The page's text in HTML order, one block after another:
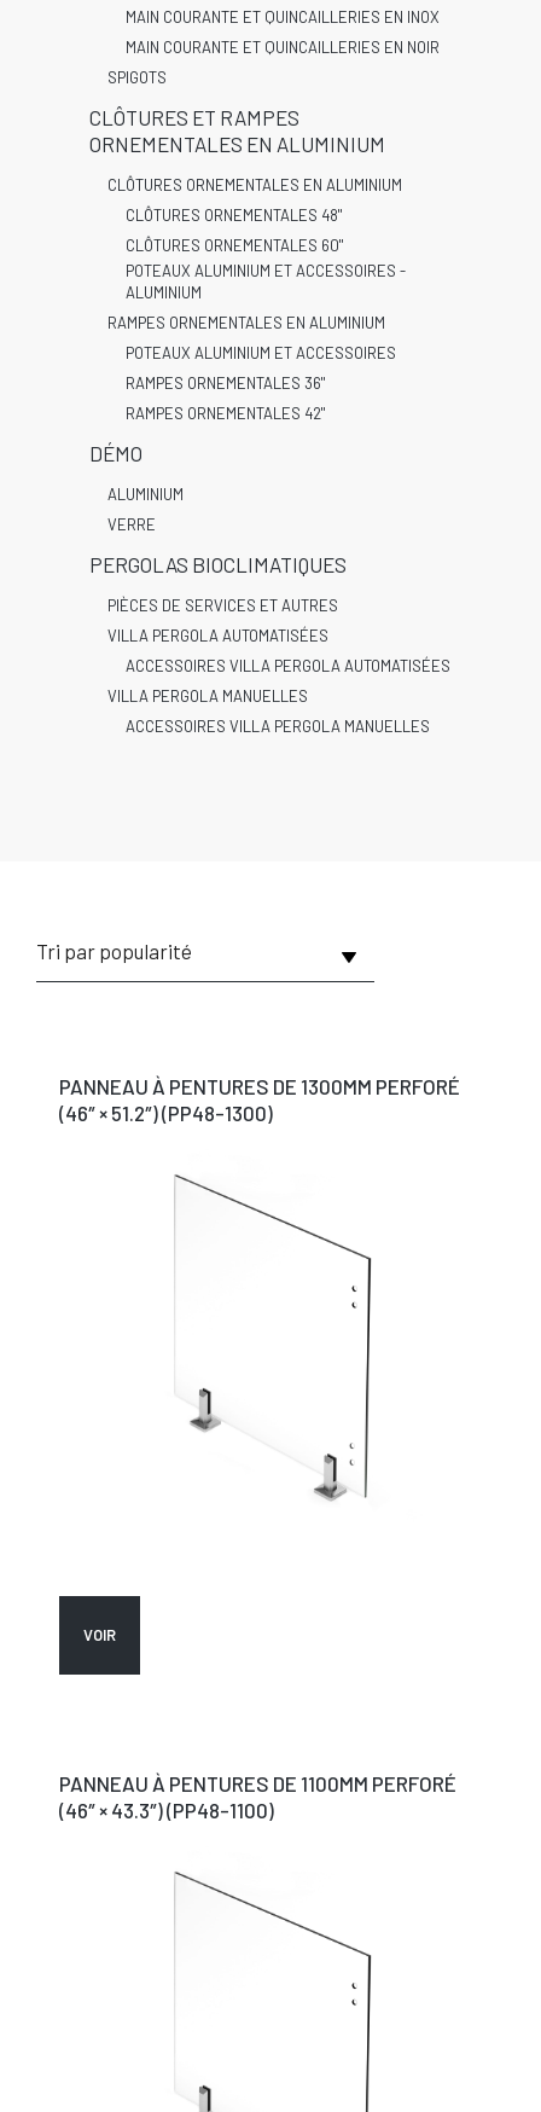
PANNEAU À PENTURES DE 1300MM PERFORÉ
(46″ × 51.2″) (PP48-1300)
VOIR
PANNEAU À PENTURES DE 1100MM PERFORÉ
(46″ × 43.3″) (PP48-1100)
MAIN COURANTE ET QUINCAILLERIES EN INOX
MAIN COURANTE ET QUINCAILLERIES EN NOIR
SPIGOTS
CLÔTURES ET RAMPES
ORNEMENTALES EN ALUMINIUM
CLÔTURES ORNEMENTALES EN ALUMINIUM
CLÔTURES ORNEMENTALES 48"
CLÔTURES ORNEMENTALES 60"
POTEAUX ALUMINIUM ET ACCESSOIRES -
ALUMINIUM
RAMPES ORNEMENTALES EN ALUMINIUM
POTEAUX ALUMINIUM ET ACCESSOIRES
RAMPES ORNEMENTALES 36"
RAMPES ORNEMENTALES 42"
DÉMO
ALUMINIUM
VERRE
PERGOLAS BIOCLIMATIQUES
PIÈCES DE SERVICES ET AUTRES
VILLA PERGOLA AUTOMATISÉES
ACCESSOIRES VILLA PERGOLA AUTOMATISÉES
VILLA PERGOLA MANUELLES
ACCESSOIRES VILLA PERGOLA MANUELLES